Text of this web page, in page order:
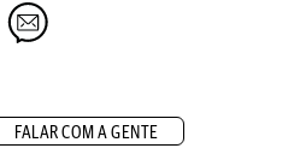
FALAR COM A GENTE